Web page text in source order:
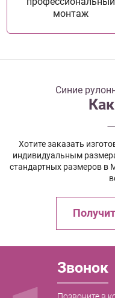
монтаж
Синие
Хотите заказать
индивидуальным
стандартных размеров в
Звонок
Позвоните в